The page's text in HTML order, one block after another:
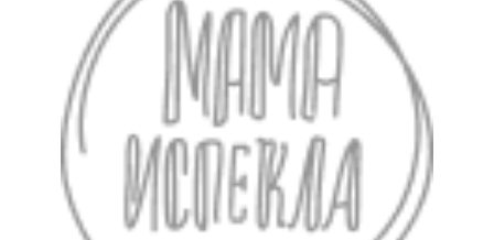
Оставить заявку
info@gismenu.ru
Нажимая на кнопку «Оставить заявку», вы принимаете
условия обработки персональных данных иусловия
пользовательского соглашения